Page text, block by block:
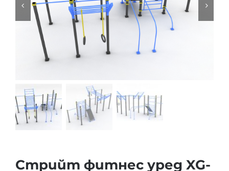
Стрийт фитнес уред XG-